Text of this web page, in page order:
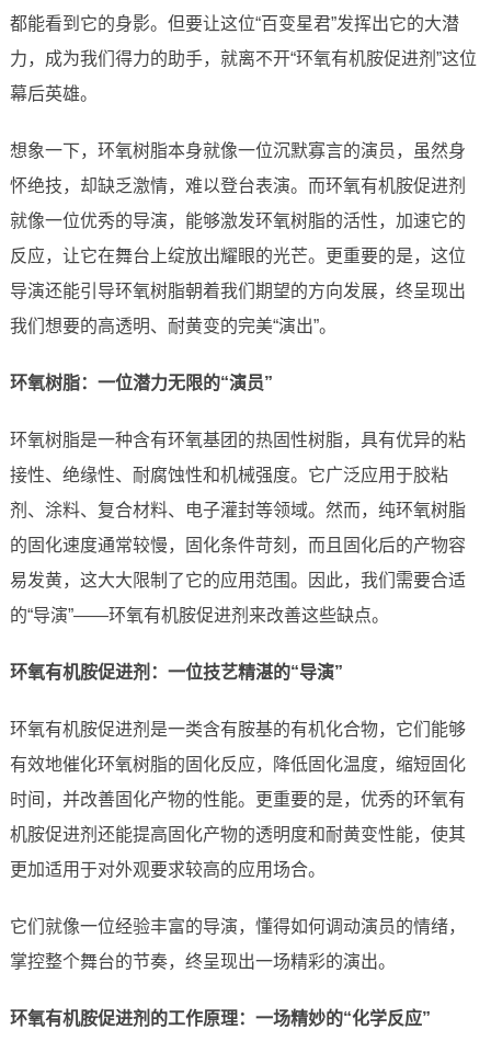
都能看到它的身影。但要让这位“百变星君”发挥出它的大潜
力，成为我们得力的助手，就离不开“环氧有机胺促进剂”这位
幕后英雄。
想象一下，环氧树脂本身就像一位沉默寡言的演员，虽然身
怀绝技，却缺乏激情，难以登台表演。而环氧有机胺促进剂
就像一位优秀的导演，能够激发环氧树脂的活性，加速它的
反应，让它在舞台上绽放出耀眼的光芒。更重要的是，这位
导演还能引导环氧树脂朝着我们期望的方向发展，终呈现出
我们想要的高透明、耐黄变的完美“演出”。
环氧树脂：一位潜力无限的“演员”
环氧树脂是一种含有环氧基团的热固性树脂，具有优异的粘
接性、绝缘性、耐腐蚀性和机械强度。它广泛应用于胶粘
剂、涂料、复合材料、电子灌封等领域。然而，纯环氧树脂
的固化速度通常较慢，固化条件苛刻，而且固化后的产物容
易发黄，这大大限制了它的应用范围。因此，我们需要合适
的“导演”——环氧有机胺促进剂来改善这些缺点。
环氧有机胺促进剂：一位技艺精湛的“导演”
环氧有机胺促进剂是一类含有胺基的有机化合物，它们能够
有效地催化环氧树脂的固化反应，降低固化温度，缩短固化
时间，并改善固化产物的性能。更重要的是，优秀的环氧有
机胺促进剂还能提高固化产物的透明度和耐黄变性能，使其
更加适用于对外观要求较高的应用场合。
它们就像一位经验丰富的导演，懂得如何调动演员的情绪，
掌控整个舞台的节奏，终呈现出一场精彩的演出。
环氧有机胺促进剂的工作原理：一场精妙的“化学反应”